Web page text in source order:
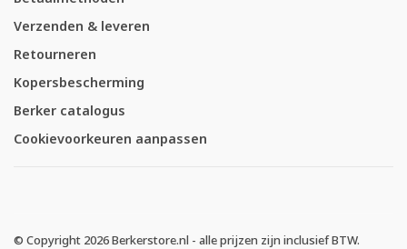
Verzenden & leveren
Retourneren
Kopersbescherming
Berker catalogus
Cookievoorkeuren aanpassen
© Copyright 2026 Berkerstore.nl - alle prijzen zijn inclusief BTW.